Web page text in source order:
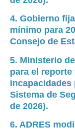
4. Gobierno
mínimo para
Consejo de
5. Ministerio
para el
incapacidades
Sistema de
de 2026).
6. ADRES